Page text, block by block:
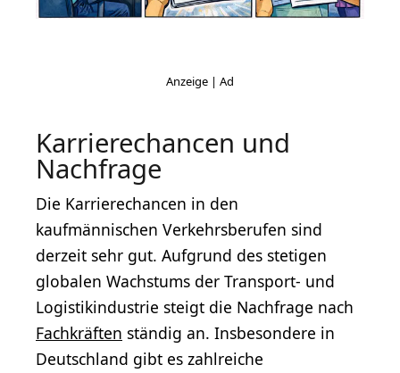
Karrierechancen und
Nachfrage
Die Karrierechancen in den
kaufmännischen Verkehrsberufen sind
derzeit sehr gut. Aufgrund des stetigen
globalen Wachstums der Transport- und
Logistikindustrie steigt die Nachfrage nach
Fachkräften ständig an. Insbesondere in
Deutschland gibt es zahlreiche